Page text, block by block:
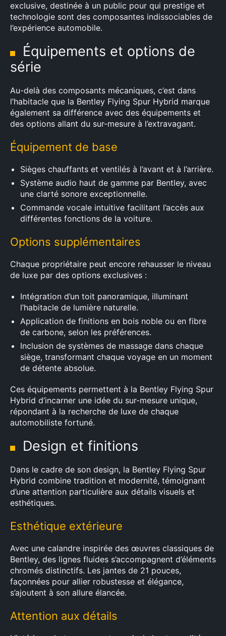
exclusive, destinée à un public pour qui prestige et
technologie sont des composantes indissociables de
l’expérience automobile.
Équipements et options de
série
Au-delà des composants mécaniques, c’est dans
l’habitacle que la Bentley Flying Spur Hybrid marque
également sa différence avec des équipements et
des options allant du sur-mesure à l’extravagant.
Équipement de base
Sièges chauffants et ventilés à l’avant et à l’arrière.
Système audio haut de gamme par Bentley, avec
une clarté sonore exceptionnelle.
Commande vocale intuitive facilitant l’accès aux
différentes fonctions de la voiture.
Options supplémentaires
Chaque propriétaire peut encore rehausser le niveau
de luxe par des options exclusives :
Intégration d’un toit panoramique, illuminant
l’habitacle de lumière naturelle.
Application de finitions en bois noble ou en fibre
de carbone, selon les préférences.
Inclusion de systèmes de massage dans chaque
siège, transformant chaque voyage en un moment
de détente absolue.
Ces équipements permettent à la Bentley Flying Spur
Hybrid d’incarner une idée du sur-mesure unique,
répondant à la recherche de luxe de chaque
automobiliste fortuné.
Design et finitions
Dans le cadre de son design, la Bentley Flying Spur
Hybrid combine tradition et modernité, témoignant
d’une attention particulière aux détails visuels et
esthétiques.
Esthétique extérieure
Avec une calandre inspirée des œuvres classiques de
Bentley, des lignes fluides s’accompagnent d’éléments
chromés distinctifs. Les jantes de 21 pouces,
façonnées pour allier robustesse et élégance,
s’ajoutent à son allure élancée.
Attention aux détails
×
Rechercher